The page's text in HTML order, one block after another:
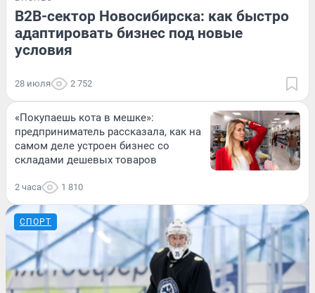
B2B-сектор Новосибирска: как быстро
адаптировать бизнес под новые
условия
28 июля 2 752
«Покупаешь кота в мешке»:
предприниматель рассказала, как на
самом деле устроен бизнес со
складами дешевых товаров
2 часа 1 810
СПОРТ